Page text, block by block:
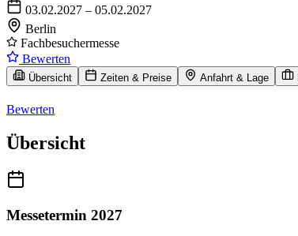
03.02.2027 – 05.02.2027
Berlin
Fachbesuchermesse
Bewerten
Übersicht Zeiten & Preise Anfahrt & Lage
Bewerten
Übersicht
Messetermin 2027